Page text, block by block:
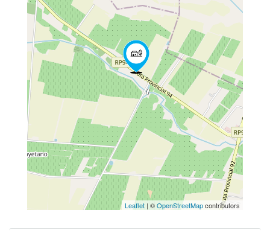
Leaflet | ©OpenStreetMapcontributors